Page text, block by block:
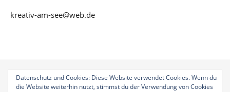
kreativ-am-see@web.de
Datenschutz und Cookies: Diese Website verwendet Cookies. Wenn du
die Website weiterhin nutzt, stimmst du der Verwendung von Cookies